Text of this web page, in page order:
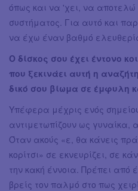
όπως και να 'χει, να αποτελώ
συστήματος. Για αυτό και
να έχω έναν βαθμό
Ο δίσκος σου έχει έντονο
που ξεκινάει αυτή η
δικό σου βίωμα σε έμφυλη
Υπέφερα μέχρις ενός
αντιμετωπίζουν ως γυναίκα,
Όταν ακούς «ε, θα κάνεις
κορίτσι» σε εκνευρίζει, σε
την κακή έννοια. Πρέπει από
βρείς τον παλμό στο πως